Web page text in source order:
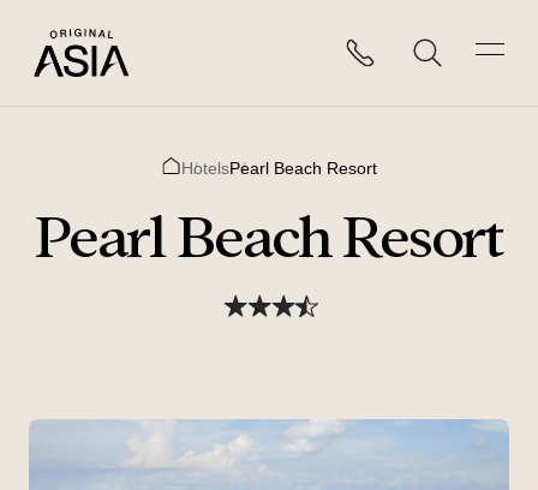
HotelsPearl Beach Resort
Pearl Beach Resort